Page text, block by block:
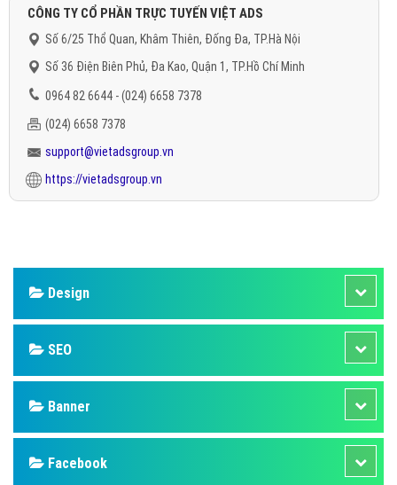
CÔNG TY CỔ PHẦN TRỰC TUYẾN VIỆT ADS
Số 6/25 Thổ Quan, Khâm Thiên, Đống Đa, TP.Hà Nội
Số 36 Điện Biên Phủ, Đa Kao, Quận 1, TP.Hồ Chí Minh
0964 82 6644 - (024) 6658 7378
(024) 6658 7378
support@vietadsgroup.vn
https://vietadsgroup.vn